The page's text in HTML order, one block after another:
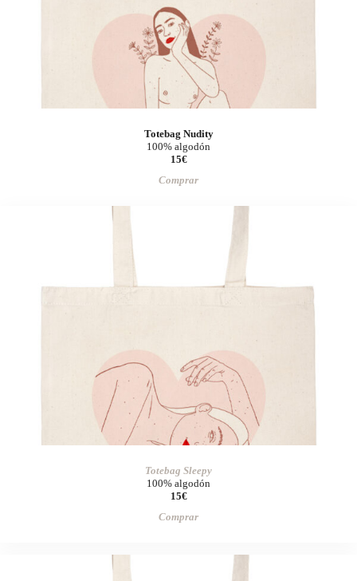
Totebag Nudity
100% algodón
15€
Comprar
Totebag Sleepy
100% algodón
15€
Comprar